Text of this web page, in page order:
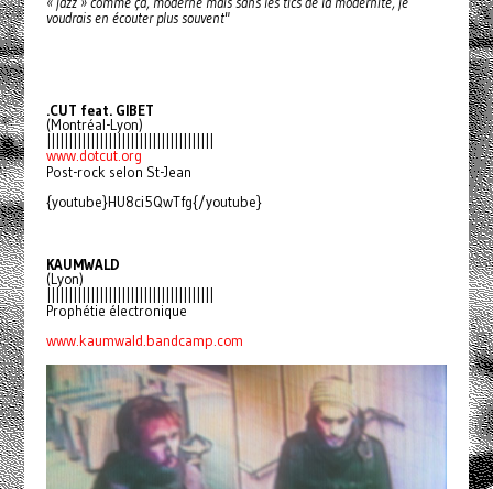
voudrais en écouter plus souvent"
.CUT feat. GIBET
(Montréal-Lyon)
www.dotcut.org
Post-rock selon St-Jean
{youtube}HU8ci5QwTfg{/youtube}
KAUMWALD
(Lyon)
Prophétie électronique
www.kaumwald.bandcamp.com